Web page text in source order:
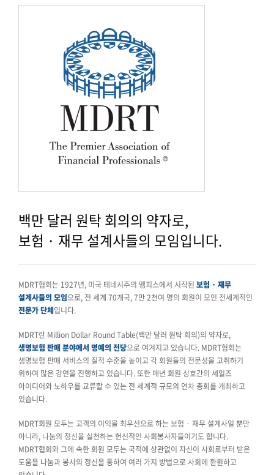
백만 달러 원탁 회의의 약자로,
보험 · 재무 설계사들의 모임입니다.
MDRT협회는 1927년, 미국 테네시주의 멤피스에서 시작된 보험 · 재무
설계사들의 모임으로, 전 세계 70개국, 7만 2천여 명의 회원이 모인 전세계적인
전문가 단체입니다.
MDRT란 Million Dollar Round Table(백만 달러 원탁 회의)의 약자로,
생명보험 판매 분야에서 명예의 전당으로 여겨지고 있습니다. MDRT협회는
생명보험 판매 서비스의 질적 수준을 높이고 각 회원들의 전문성을 고취하기
위하여 많은 강연을 진행하고 있습니다. 또한 매년 회원 상호간의 세일즈
아이디어와 노하우를 교류할 수 있는 전 세계적 규모의 연차 총회를 개최하고
있습니다.
MDRT회원 모두는 고객의 이익을 최우선으로 하는 보험 · 재무 설계사일 뿐만
아니라, 나눔의 정신을 실천하는 헌신적인 사회봉사자들이기도 합니다.
MDRT협회와 그에 속한 회원 모두는 국적에 상관없이 자신이 사회로부터 받은
도움을 나눔과 봉사의 정신을 통하여 여러 가지 방법으로 사회에 환원하고